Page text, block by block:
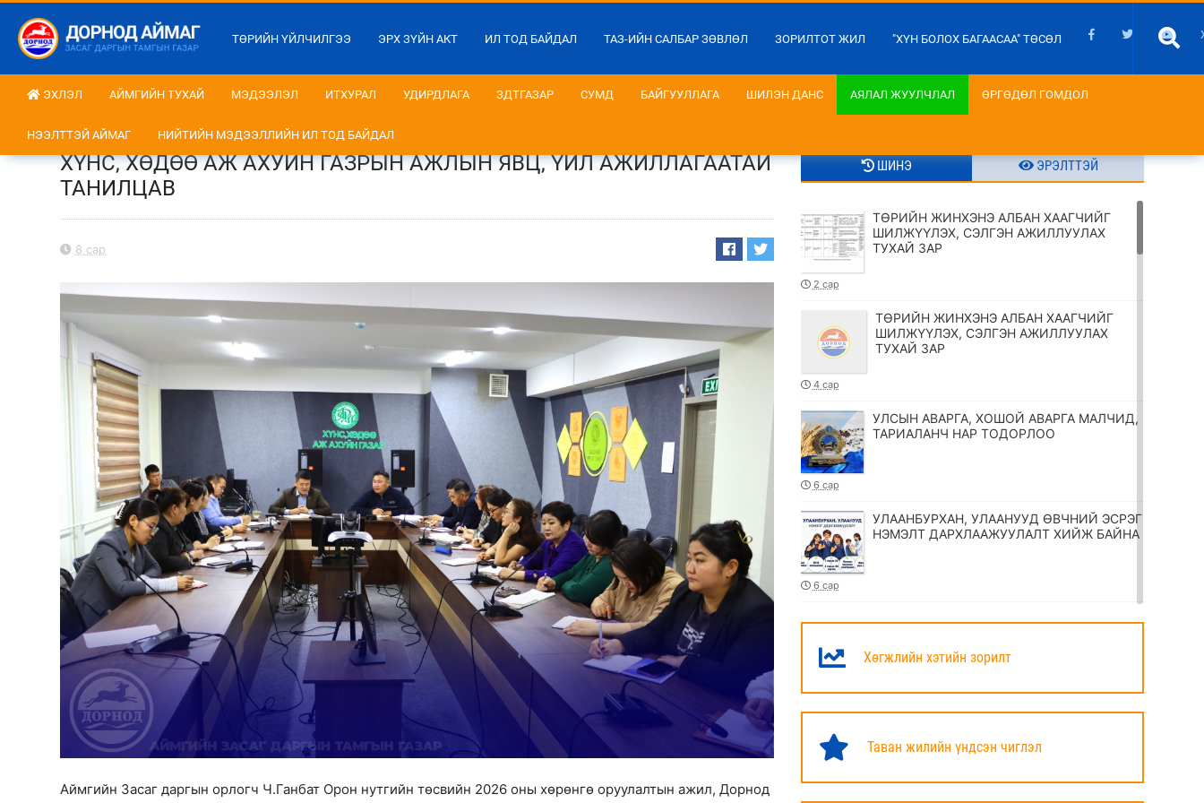
ТӨРИЙН ҮЙЛЧИЛГЭЭ ЭРХ ЗҮЙН АКТ ИЛ ТОД БАЙДАЛ ТАЗ-ИЙН САЛБАР ЗӨВЛӨЛ ЗОРИЛТОТ ЖИЛ "ХҮН БОЛОХ БАГААСАА" ТӨСӨЛ
ЭХЛЭЛ АЙМГИЙН ТУХАЙ МЭДЭЭЛЭЛ ИТХУРАЛ УДИРДЛАГА ЗДТГАЗАР СУМД БАЙГУУЛЛАГА ШИЛЭН ДАНС АЯЛАЛ ЖУУЛЧЛАЛ ӨРГӨДӨЛ ГОМДОЛ
НЭЭЛТТЭЙ АЙМАГ НИЙТИЙН МЭДЭЭЛЛИЙН ИЛ ТОД БАЙДАЛ
ХҮНС, ХӨДӨӨ АЖ АХУЙН ГАЗРЫН АЖЛЫН ЯВЦ, ҮЙЛ АЖИЛЛАГААТАЙ
ТАНИЛЦАВ
8 сар
Аймгийн Засаг даргын орлогч Ч.Ганбат Орон нутгийн төсвийн 2026 оны хөрөнгө оруулалтын ажил, Дорнод
ШИНЭ ЭРЭЛТТЭЙ
ТӨРИЙН ЖИНХЭНЭ АЛБАН ХААГЧИЙГ
ШИЛЖҮҮЛЭХ, СЭЛГЭН АЖИЛЛУУЛАХ
ТУХАЙ ЗАР
2 сар
ТӨРИЙН ЖИНХЭНЭ АЛБАН ХААГЧИЙГ
ШИЛЖҮҮЛЭХ, СЭЛГЭН АЖИЛЛУУЛАХ
ТУХАЙ ЗАР
4 сар
УЛСЫН АВАРГА, ХОШОЙ АВАРГА МАЛЧИД,
ТАРИАЛАНЧ НАР ТОДОРЛОО
6 сар
УЛААНБУРХАН, УЛААНУУД ӨВЧНИЙ ЭСРЭГ
НЭМЭЛТ ДАРХЛААЖУУЛАЛТ ХИЙЖ БАЙНА
6 сар
ТӨРИЙН ЖИНХЭНЭ АЛБАН ХААГЧИЙГ
ТУХАЙ ЗАР
ХӨШӨӨНД ЦЭЦЭГ ӨРГӨЛӨӨ
6 сар
Хөгжлийн хэтийн зорилт
Таван жилийн үндсэн чиглэл